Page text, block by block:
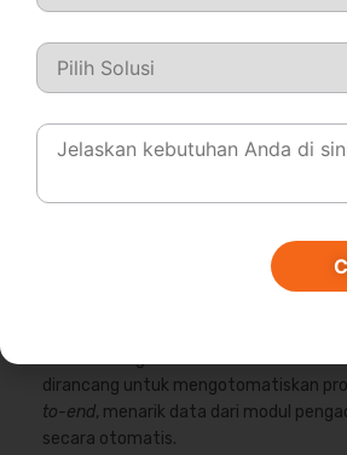
Otomatisasi Three
Matching dengan
Akuntansi
semua tantangan proses manual.
dirancang untuk mengotomatiskan
to-end, menarik data dari modul
secara otomatis.